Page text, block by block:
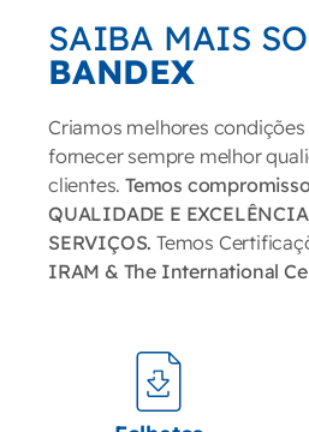
BANDEX
Criamos melhores condições
clientes. Temos
QUALIDADE E
SERVIÇOS.Temos
IRAM & The International
Folhetos